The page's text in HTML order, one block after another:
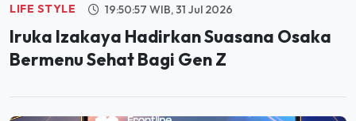
LIFE STYLE 19:50:57 WIB, 31 Jul 2026
Iruka Izakaya Hadirkan Suasana Osaka
Bermenu Sehat Bagi Gen Z